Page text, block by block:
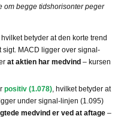
om begge tidshorisonter peger
hvilket betyder at den korte trend
MACD ligger over signal-
at aktien har medvind – kursen
positiv (1.078), hvilket betyder at
under signal-linjen (1.095)
medvind er ved at aftage –